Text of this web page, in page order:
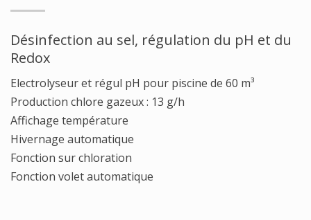
Désinfection au sel, régulation du pH et du
Redox
Electrolyseur et régul pH pour piscine de 60 m³
Production chlore gazeux : 13 g/h
Affichage température
Hivernage automatique
Fonction sur chloration
Fonction volet automatique